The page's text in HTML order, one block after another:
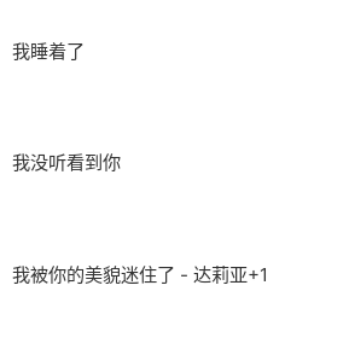
我睡着了
我没听看到你
我被你的美貌迷住了 - 达莉亚+1